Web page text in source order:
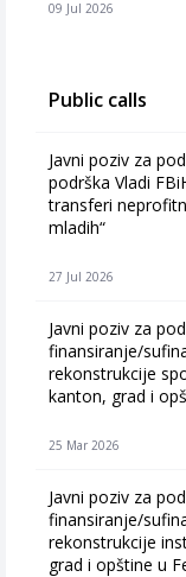
09 Jul 2026
Public calls
Javni poziv za
podrška Vladi
transferi
mladih“
27 Jul 2026
Javni poziv za
finansiranje/
rekonstrukcije
kanton, grad i
25 Mar 2026
Javni poziv za
finansiranje/
rekonstrukcije
grad i opštine u